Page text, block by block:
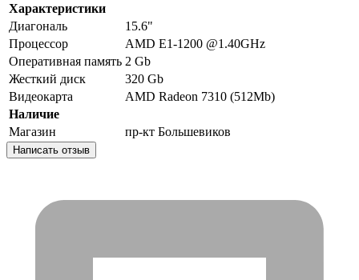
Характеристики
Диагональ
15.6"
Процессор
AMD E1-1200 @1.40GHz
Оперативная память 2 Gb
Жесткий диск
320 Gb
Видеокарта
AMD Radeon 7310 (512Mb)
Наличие
Магазин
пр-кт Большевиков
Написать отзыв